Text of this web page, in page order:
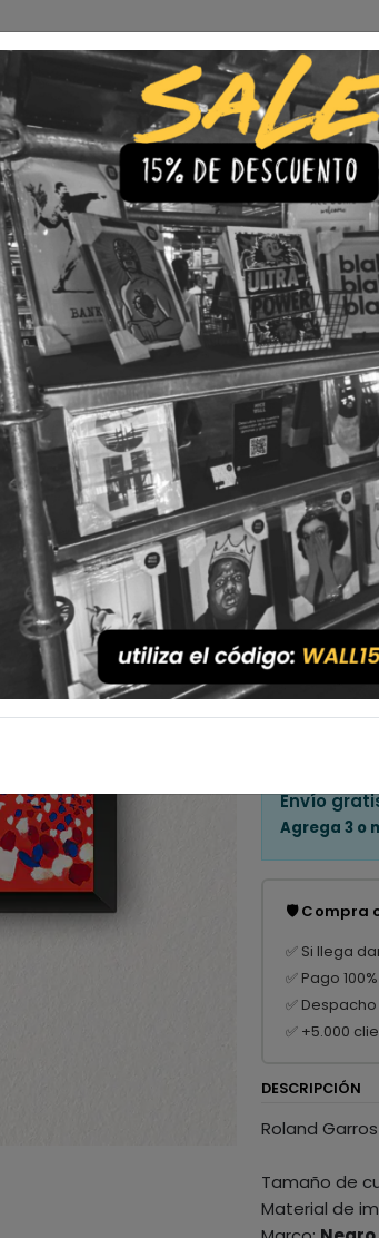
IluminaciónPrecios de cuadros & láminas
|
🇨🇱 Envío
💎 Calidad
TAMAÑO
30x40
LÁMINA
Con Marco
Cantidad
💳
Mostrar
Envío
Agrega 3 o
🛡️ Compra
✅ Si llega
✅ Pago
✅
✅ +5.000
DESCRIPCIÓN
Roland
Tamaño de
Material de